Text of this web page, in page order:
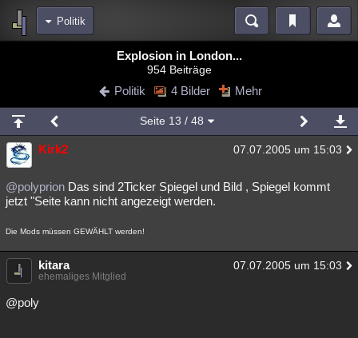
Politik
Blogs Videos
Chat Wiki Neuigkeiten
meine Rubriken
Menschen Mystery Kriminalfälle
Spiritualität Verschwörungen Technologie Ufologie
Philosophie Literatur
Astronomie
Explosion in London...
954 Beiträge
Politik 4 Bilder Mehr
Seite 13 / 48
Kirk2 07.07.2005 um 15:03
@polyprion Das sind 2Ticker Spiegel und Bild , Spiegel kommt
jetzt "Seite kann nicht angezeigt werden.
Die Mods müssen GEWÄHLT werden!
kitara 07.07.2005 um 15:03
ehemaliges Mitglied
@poly